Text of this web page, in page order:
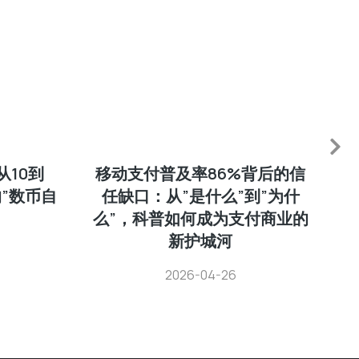
10到
数币自
移动支付普及率86%背后的信
任缺口：从”是什么”到”为什
么”，科普如何成为支付商业的
新护城河
2026-04-26